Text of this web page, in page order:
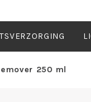
250 ml